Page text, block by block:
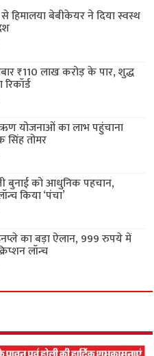
हिमालया बेबीकेयर ने दिया स्वस्थ
₹110 लाख करोड़ के पार, शुद्ध
ऋण योजनाओं का लाभ पहुंचाना
सिंह तोमर
बुनाई को आधुनिक पहचान,
किया ‘पंचा’
का बड़ा ऐलान, 999 रुपये में
लॉन्च